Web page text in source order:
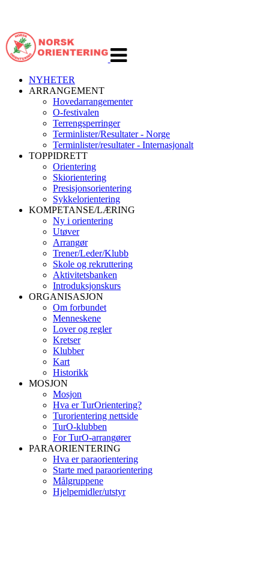
navigasjon
NYHETER
ARRANGEMENT
Hovedarrangementer
O-festivalen
Terrengsperringer
Terminlister/Resultater - Norge
Terminlister/resultater - Internasjonalt
TOPPIDRETT
Orientering
Skiorientering
Presisjonsorientering
Sykkelorientering
KOMPETANSE/LÆRING
Ny i orientering
Utøver
Arrangør
Trener/Leder/Klubb
Skole og rekruttering
Aktivitetsbanken
Introduksjonskurs
ORGANISASJON
Om forbundet
Menneskene
Lover og regler
Kretser
Klubber
Kart
Historikk
MOSJON
Mosjon
Hva er TurOrientering?
Turorientering nettside
TurO-klubben
For TurO-arrangører
PARAORIENTERING
Hva er paraorientering
Starte med paraorientering
Målgruppene
Hjelpemidler/utstyr